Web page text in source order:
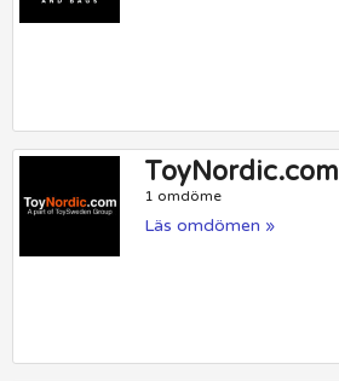
ToyNordic.com
1 omdöme
Läs omdömen »